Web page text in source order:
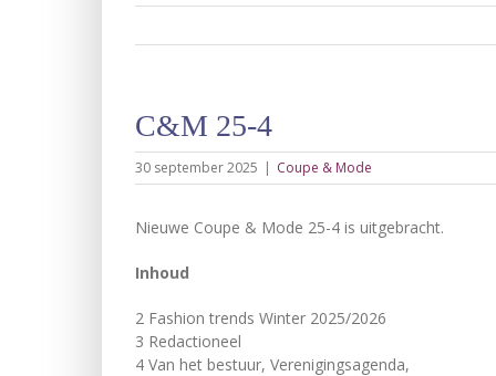
C&M 25-4
30 september 2025 | Coupe & Mode
Nieuwe Coupe & Mode 25-4 is uitgebracht.
Inhoud
2 Fashion trends Winter 2025/2026
3 Redactioneel
4 Van het bestuur, Verenigingsagenda,